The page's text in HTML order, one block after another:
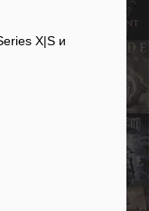
X|S и